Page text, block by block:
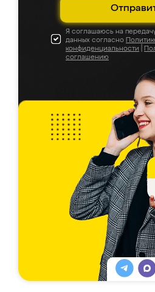
Я соглашаюсь на
данных согласно
конфиденциальности
соглашению